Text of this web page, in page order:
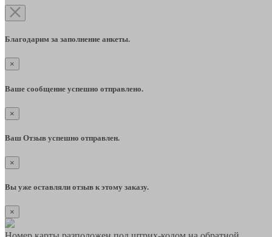
Благодарим за заполнение анкеты.
×
Ваше сообщение успешно отправлено.
×
Ваш Отзыв успешно отправлен.
×
Вы уже оставляли отзыв к этому заказу.
×